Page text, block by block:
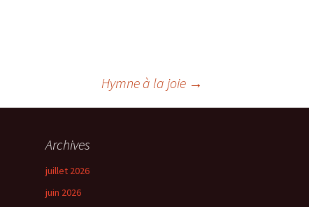
Hymne à la joie →
Archives
juillet 2026
juin 2026